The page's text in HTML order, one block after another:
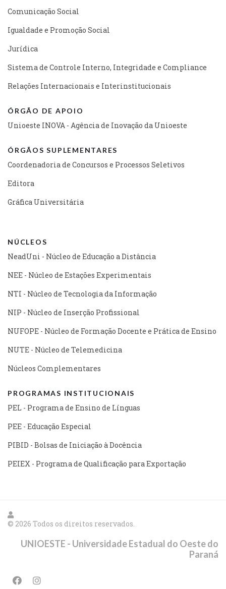
Comunicação Social
Igualdade e Promoção Social
Jurídica
Sistema de Controle Interno, Integridade e Compliance
Relações Internacionais e Interinstitucionais
ÓRGÃO DE APOIO
Unioeste INOVA - Agência de Inovação da Unioeste
ÓRGÃOS SUPLEMENTARES
Coordenadoria de Concursos e Processos Seletivos
Editora
Gráfica Universitária
NÚCLEOS
NeadUni - Núcleo de Educação a Distância
NEE - Núcleo de Estações Experimentais
NTI - Núcleo de Tecnologia da Informação
NIP - Núcleo de Inserção Profissional
NUFOPE - Núcleo de Formação Docente e Prática de Ensino
NUTE - Núcleo de Telemedicina
Núcleos Complementares
PROGRAMAS INSTITUCIONAIS
PEL - Programa de Ensino de Línguas
PEE - Educação Especial
PIBID - Bolsas de Iniciação à Docência
PEIEX - Programa de Qualificação para Exportação
© 2026 Todos os direitos reservados.
UNIOESTE - Universidade Estadual do Oeste do
Paraná